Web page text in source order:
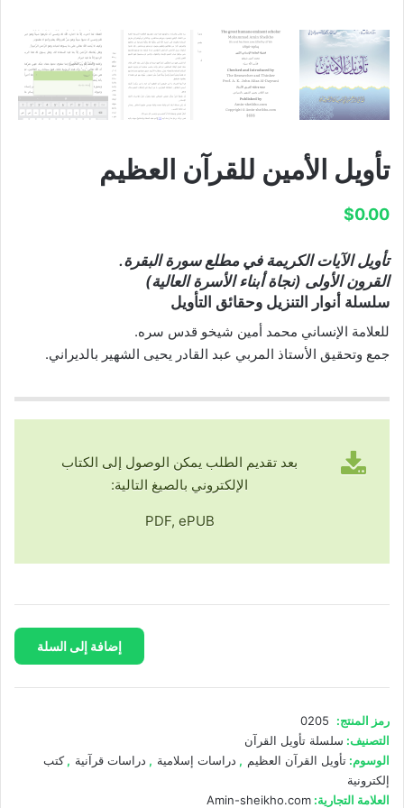
تأويل الأمين للقرآن العظيم
$0.00
تأويل الآيات الكريمة في مطلع سورة البقرة.
القرون الأولى (نجاة أبناء الأسرة العالية)
سلسلة أنوار التنزيل وحقائق التأويل
للعلامة الإنساني محمد أمين شيخو قدس سره.
جمع وتحقيق الأستاذ المربي عبد القادر يحيى الشهير بالديراني.
بعد تقديم الطلب يمكن الوصول إلى الكتاب
الإلكتروني بالصيغ التالية:
PDF, ePUB
للقرآن
العظيم
إضافة إلى السلة
رمز المنتج:
0205
التصنيف: سلسلة تأويل القرآن
الوسوم: تأويل القرآن العظيم , دراسات إسلامية , دراسات قرآنية ,كتب
إلكترونية
العلامة التجارية: Amin-sheikho.com